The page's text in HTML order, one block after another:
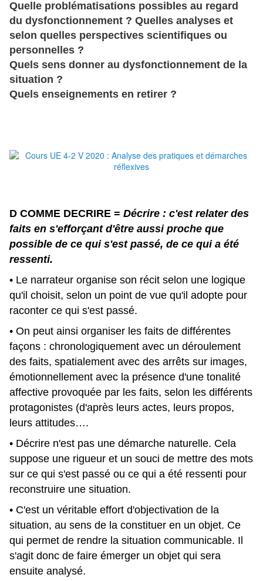
Quelle problématisations possibles au regard
du dysfonctionnement ? Quelles analyses et
selon quelles perspectives scientifiques ou
personnelles ?
Quels sens donner au dysfonctionnement de la
situation ?
Quels enseignements en retirer ?
D COMME DECRIRE = Décrire : c'est relater des
faits en s'efforçant d'être aussi proche que
possible de ce qui s'est passé, de ce qui a été
ressenti.
• Le narrateur organise son récit selon une logique
qu'il choisit, selon un point de vue qu'il adopte pour
raconter ce qui s'est passé.
• On peut ainsi organiser les faits de différentes
façons : chronologiquement avec un déroulement
des faits, spatialement avec des arrêts sur images,
émotionnellement avec la présence d'une tonalité
affective provoquée par les faits, selon les différents
protagonistes (d'après leurs actes, leurs propos,
leurs attitudes….
• Décrire n'est pas une démarche naturelle. Cela
suppose une rigueur et un souci de mettre des mots
sur ce qui s'est passé ou ce qui a été ressenti pour
reconstruire une situation.
• C'est un véritable effort d'objectivation de la
situation, au sens de la constituer en un objet. Ce
qui permet de rendre la situation communicable. Il
s'agit donc de faire émerger un objet qui sera
ensuite analysé.